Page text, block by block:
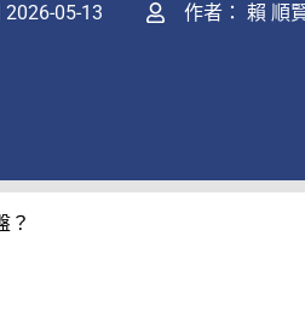
2026-05-13 作者： 賴 順
？